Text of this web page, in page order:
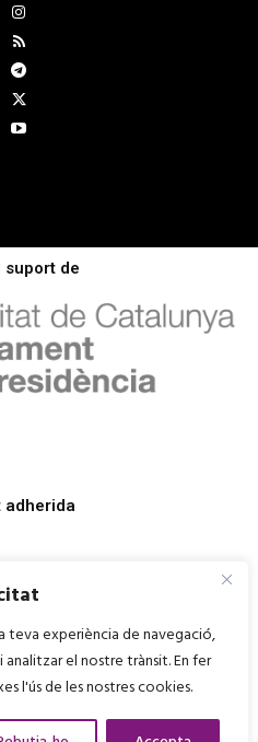
experiència de navegació,
el nostre trànsit. En fer
l'ús de les nostres cookies.
suport de
adherida